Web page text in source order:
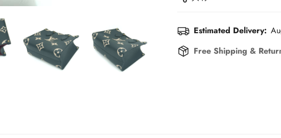
Estimated Delivery:
Free Shipping &